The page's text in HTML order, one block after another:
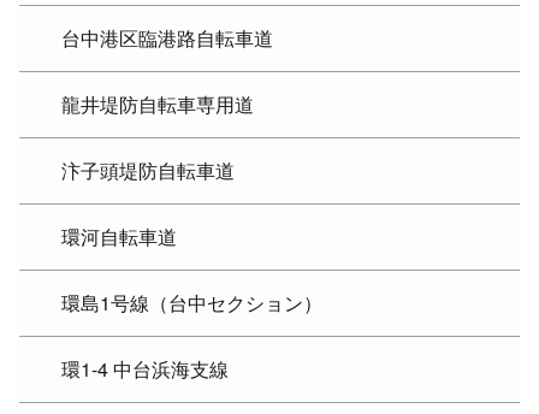
台中港区臨港路自転車道
龍井堤防自転車専用道
汴子頭堤防自転車道
環河自転車道
環島1号線（台中セクション）
環1-4 中台浜海支線